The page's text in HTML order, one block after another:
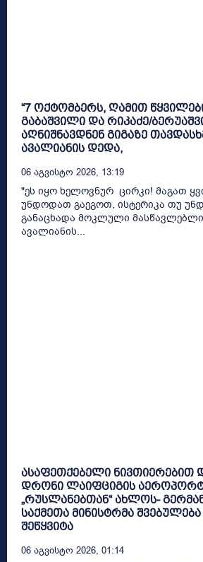
“7 ოქტომბერს, ღამით
გაბაშვილი და რიკაძე/
აღნიშნავდნენ გიგაზე
ავალიანის დედა,
06 Აგვისტო 2026, 13:19
"ეს იყო ხელოვნურ ცირკი! მაგათ
უნდოდათ გაეგოთ, ისტერიკა თუ
განაცხადა მოკლული
ავალიანის...
ასაფეთქებელი
დრონი ლაიფციგის
„რუსლანებთან“ ახლოს-
საქმეთა მინისტრმა
შეწყვიტა
06 Აგვისტო 2026, 01:14